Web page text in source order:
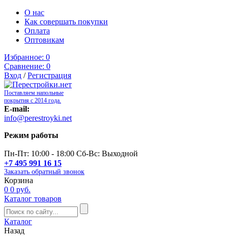
О нас
Как совершать покупки
Оплата
Оптовикам
Избранное: 0
Сравнение: 0
Вход /Регистрация
Поставляем напольные
покрытия с 2014 года.
E-mail:
info@perestroyki.net
Режим работы
Пн-Пт: 10:00 - 18:00 Сб-Вс: Выходной
+7 495 991 16 15
Заказать обратный звонок
Корзина
0 0 руб.
Каталог товаров
Каталог
Назад